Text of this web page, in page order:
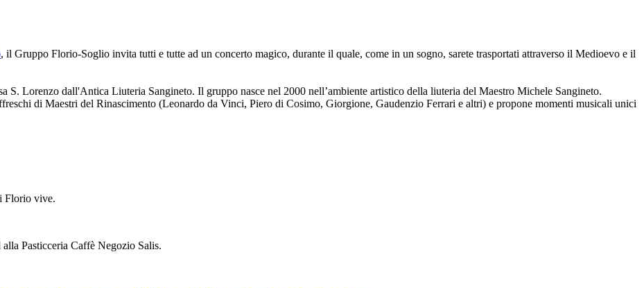
, il Gruppo Florio-Soglio invita tutti e tutte ad un concerto magico, durante il quale, come in un sogno, sarete trasportati attraverso il Medioevo e il
S. Lorenzo dall'Antica Liuteria Sangineto. Il gruppo nasce nel 2000 nell’ambiente artistico della liuteria del Maestro Michele Sangineto.
di Maestri del Rinascimento (Leonardo da Vinci, Piero di Cosimo, Giorgione, Gaudenzio Ferrari e altri) e propone momenti musicali unici
Florio vive.
Pasticceria Caffè Negozio Salis.